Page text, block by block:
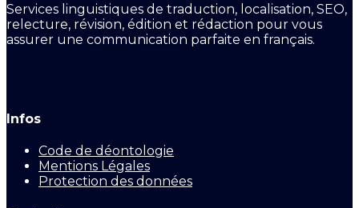
Services linguistiques de traduction, localisation, SEO,
relecture, révision, édition et rédaction pour vous
assurer une communication parfaite en français.
Infos
Code de déontologie
Mentions Légales
Protection des données